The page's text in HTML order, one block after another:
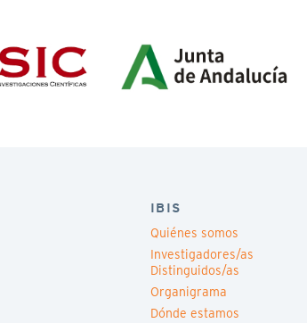
IBIS
Quiénes somos
Investigadores/as
Distinguidos/as
Organigrama
Dónde estamos